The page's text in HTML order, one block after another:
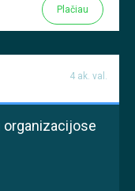
Plačiau
4 ak. val.
organizacijose